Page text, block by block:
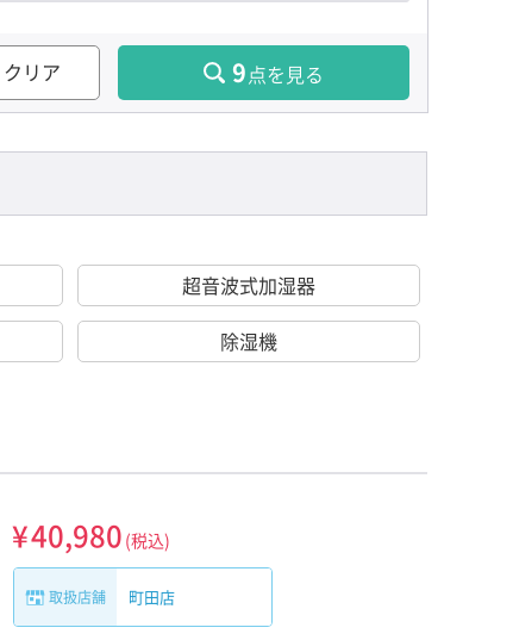
クリア 9点を見る
超音波式加湿器
除湿機
¥40,980 (税込)
取扱店舗 町田店